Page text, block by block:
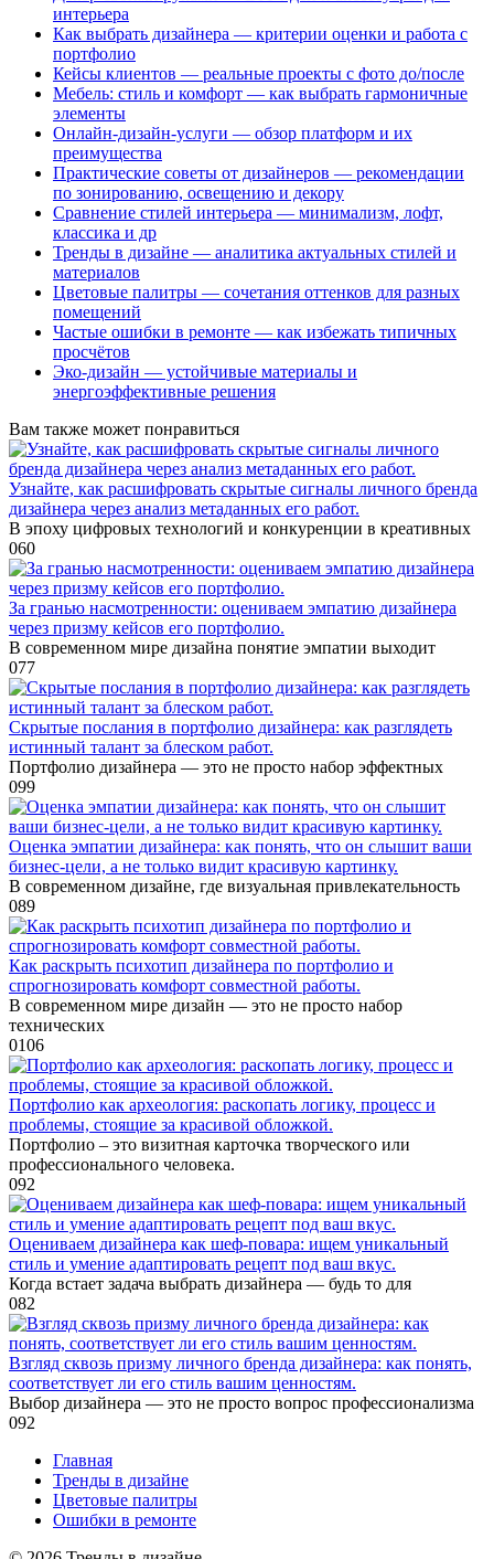
интерьера
Как выбрать дизайнера — критерии оценки и работа с
портфолио
Кейсы клиентов — реальные проекты с фото до/после
Мебель: стиль и комфорт — как выбрать гармоничные
элементы
Онлайн-дизайн-услуги — обзор платформ и их
преимущества
Практические советы от дизайнеров — рекомендации
по зонированию, освещению и декору
Сравнение стилей интерьера — минимализм, лофт,
классика и др
Тренды в дизайне — аналитика актуальных стилей и
материалов
Цветовые палитры — сочетания оттенков для разных
помещений
Частые ошибки в ремонте — как избежать типичных
просчётов
Эко-дизайн — устойчивые материалы и
энергоэффективные решения
Вам также может понравиться
Узнайте, как расшифровать скрытые сигналы личного бренда
дизайнера через анализ метаданных его работ.
В эпоху цифровых технологий и конкуренции в креативных
060
За гранью насмотренности: оцениваем эмпатию дизайнера
через призму кейсов его портфолио.
В современном мире дизайна понятие эмпатии выходит
077
Скрытые послания в портфолио дизайнера: как разглядеть
истинный талант за блеском работ.
Портфолио дизайнера — это не просто набор эффектных
099
Оценка эмпатии дизайнера: как понять, что он слышит ваши
бизнес-цели, а не только видит красивую картинку.
В современном дизайне, где визуальная привлекательность
089
Как раскрыть психотип дизайнера по портфолио и
спрогнозировать комфорт совместной работы.
В современном мире дизайн — это не просто набор
технических
0106
Портфолио как археология: раскопать логику, процесс и
проблемы, стоящие за красивой обложкой.
Портфолио – это визитная карточка творческого или
профессионального человека.
092
Оцениваем дизайнера как шеф-повара: ищем уникальный
стиль и умение адаптировать рецепт под ваш вкус.
Когда встает задача выбрать дизайнера — будь то для
082
Взгляд сквозь призму личного бренда дизайнера: как понять,
соответствует ли его стиль вашим ценностям.
Выбор дизайнера — это не просто вопрос профессионализма
092
Главная
Тренды в дизайне
Цветовые палитры
Ошибки в ремонте